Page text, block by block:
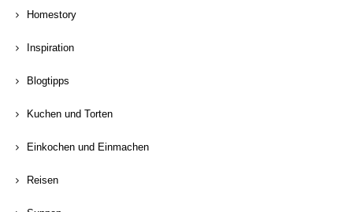
Homestory
Inspiration
Blogtipps
Kuchen und Torten
Einkochen und Einmachen
Reisen